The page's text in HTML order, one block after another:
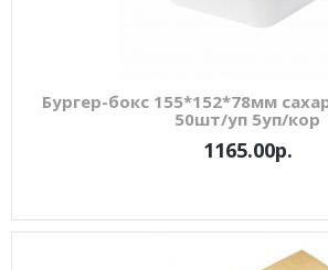
Бургер-бокс 155*152*78мм
50шт/уп 5уп/кор
1165.00р.